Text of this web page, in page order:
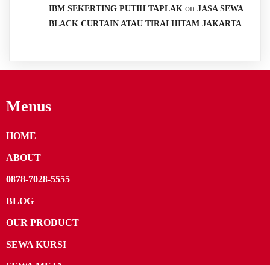
IBM SEKERTING PUTIH TAPLAK on JASA SEWA
BLACK CURTAIN ATAU TIRAI HITAM JAKARTA
Menus
HOME
ABOUT
0878-7028-5555
BLOG
OUR PRODUCT
SEWA KURSI